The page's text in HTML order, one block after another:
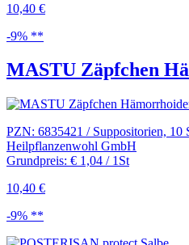
10,40 €
-9% **
MASTU Zäpfchen
PZN: 6835421 / Suppositorien, 10
Heilpflanzenwohl GmbH
Grundpreis: € 1,04 / 1St
10,40 €
-9% **